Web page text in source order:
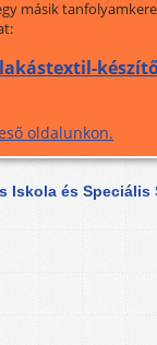
másik
oldalunkon.
Iskola és Speciális